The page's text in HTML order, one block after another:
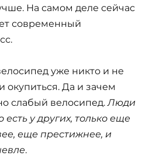
На самом деле сейчас
современный
уже никто и не
окупиться. Да и зачем
слабый велосипед. Люди
есть у других, только еще
еще престижнее, и
.